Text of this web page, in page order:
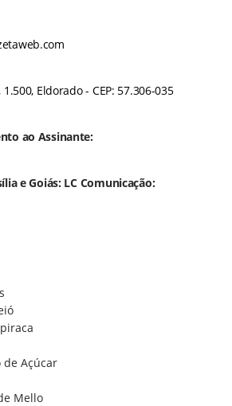
Eldorado - CEP: 57.306-035
ao Assinante:
e Goiás: LC Comunicação:
de Açúcar
Mello